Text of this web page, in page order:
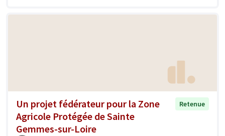
Un projet fédérateur pour la Zone
Agricole Protégée de Sainte
Gemmes-sur-Loire
Retenue